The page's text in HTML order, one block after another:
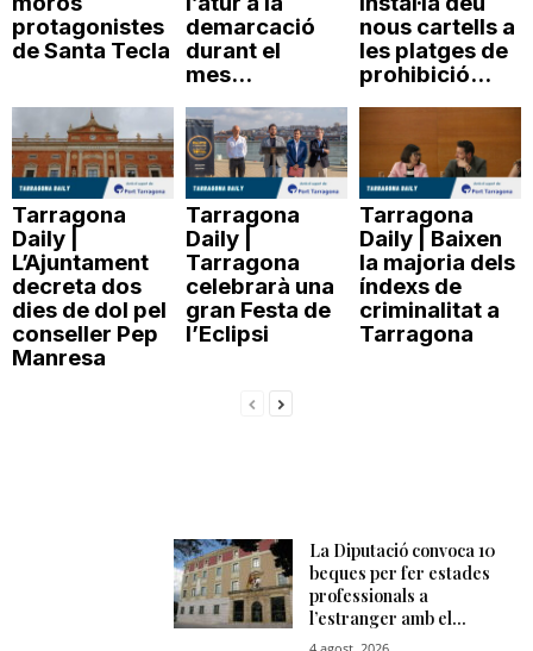
protagonistes
de Santa Tecla
demarcació
durant el
mes...
nous cartells a
les platges de
prohibició...
Tarragona
Daily |
L’Ajuntament
decreta dos
dies de dol pel
conseller Pep
Manresa
Tarragona
Daily |
Tarragona
celebrarà una
gran Festa de
l’Eclipsi
Tarragona
Daily | Baixen
la majoria dels
índexs de
criminalitat a
Tarragona